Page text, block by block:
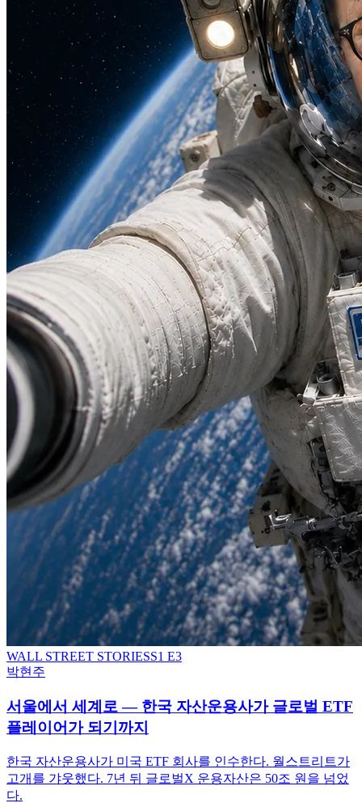
WALL STREET STORIESS1 E3
박현주
서울에서 세계로 — 한국 자산운용사가 글로벌 ETF
플레이어가 되기까지
한국 자산운용사가 미국 ETF 회사를 인수한다. 월스트리트가
고개를 갸웃했다. 7년 뒤 글로벌X 운용자산은 50조 원을 넘었
다.